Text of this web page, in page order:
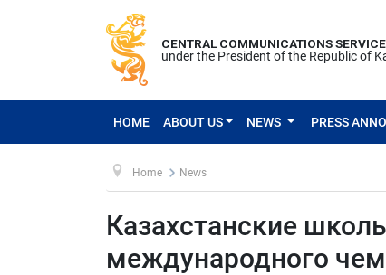
CENTRAL COMMUNICATIONS SERVICE
under the President of the Republic of
HOME ABOUT US NEWS PRESS
Home News
Казахстанские
международного